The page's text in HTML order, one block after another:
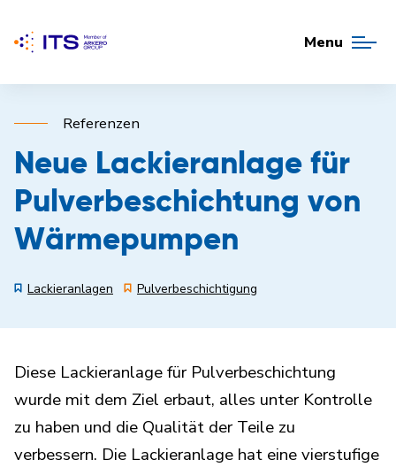
Menu
Referenzen
Neue Lackieranlage für
Pulverbeschichtung von
Wärmepumpen
Lackieranlagen Pulverbeschichtigung
Diese Lackieranlage für Pulverbeschichtung
wurde mit dem Ziel erbaut, alles unter Kontrolle
zu haben und die Qualität der Teile zu
verbessern. Die Lackieranlage hat eine vierstufige